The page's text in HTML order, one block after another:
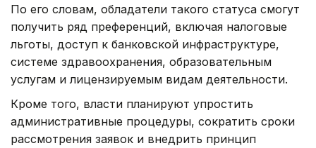
По его словам, обладатели такого статуса смогут
получить ряд преференций, включая налоговые
льготы, доступ к банковской инфраструктуре,
системе здравоохранения, образовательным
услугам и лицензируемым видам деятельности.
Кроме того, власти планируют упростить
административные процедуры, сократить сроки
рассмотрения заявок и внедрить принцип